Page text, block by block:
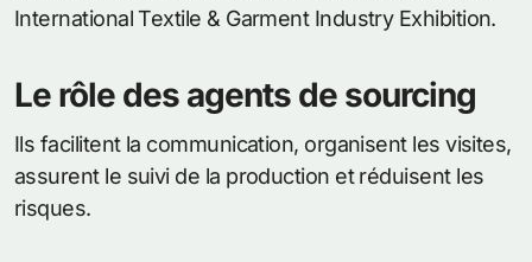
International Textile & Garment Industry Exhibition.
Le rôle des agents de sourcing
Ils facilitent la communication, organisent les visites,
assurent le suivi de la production et réduisent les
risques.